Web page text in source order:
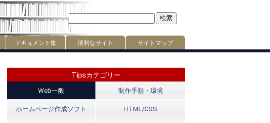
ドキュメント集 便利なサイト サイトマップ
Tipsカテゴリー
Web一般 制作手順・環境
ホームページ作成ソフト HTML/CSS